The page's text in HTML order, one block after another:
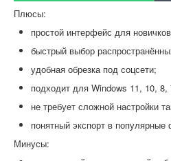
Плюсы:
простой интерфейс для
быстрый выбор
удобная обрезка под соцсети;
подходит для Windows 11, 10, 8,
не требует сложной настройки
понятный экспорт в
Минусы: